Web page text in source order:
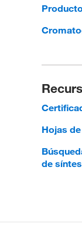
Hojas
de